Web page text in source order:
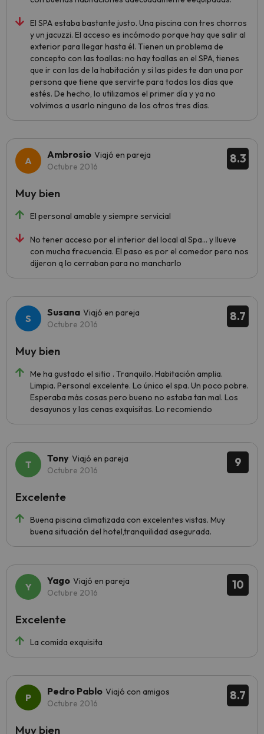
El SPA estaba bastante justo. Una piscina con tres chorros
y un jacuzzi. El acceso es incómodo porque hay que salir al
exterior para llegar hasta él. Tienen un problema de
concepto con las toallas: no hay toallas en el SPA, tienes
que ir con las de la habitación y si las pides te dan una por
persona que tiene que servirte para todos los días que
estés. De hecho, lo utilizamos el primer día y ya no
volvimos a usarlo ninguno de los otros tres días.
8.3
Ambrosio Viajó en pareja
Octubre 2016
El personal amable y siempre servicial
No tener acceso por el interior del local al Spa... y llueve
con mucha frecuencia. El paso es por el comedor pero nos
dijeron q lo cerraban para no mancharlo
Muy bien
8.7
Susana Viajó en pareja
Octubre 2016
Me ha gustado el sitio . Tranquilo. Habitación amplia.
Limpia. Personal excelente. Lo único el spa. Un poco pobre.
Esperaba más cosas pero bueno no estaba tan mal. Los
desayunos y las cenas exquisitas. Lo recomiendo
Muy bien
9
Tony Viajó en pareja
Octubre 2016
Buena piscina climatizada con excelentes vistas. Muy
buena situación del hotel,tranquilidad asegurada.
Excelente
10
Yago Viajó en pareja
Octubre 2016
La comida exquisita
Excelente
8.7
Pedro Pablo Viajó con amigos
Octubre 2016
Muy bien